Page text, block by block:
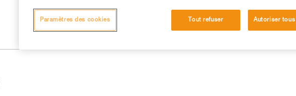
Tout refuser Autoriser
Paramètres des cookies